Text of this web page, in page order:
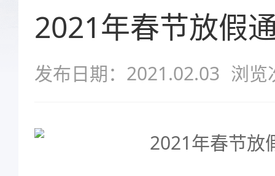
2021年春节放假
发布日期：2021.02.03 浏览